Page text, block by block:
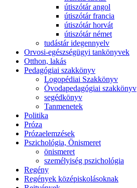
útiszótár angol
útiszótár francia
útiszótár horvát
útiszótár német
tudástár idegennyelv
Orvosi-egészségügyi tankönyvek
Otthon, lakás
Pedagógiai szakkönyv
Logopédiai Szakkönyv
Óvodapedagógiai szakkönyv
segédkönyv
Tanmenetek
Politika
Próza
Prózaelemzések
Pszichológia, Önismeret
önismeret
személyiség pszichológia
Regény
Regények középiskolásoknak